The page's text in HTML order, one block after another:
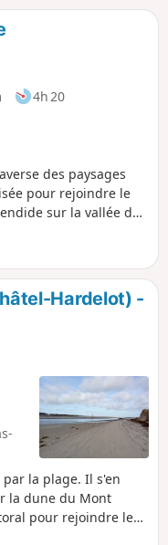
4h 20
des paysages
pour rejoindre le
sur la vallée de
Hardelot) -
la plage. Il s'en
la dune du Mont
pour rejoindre le